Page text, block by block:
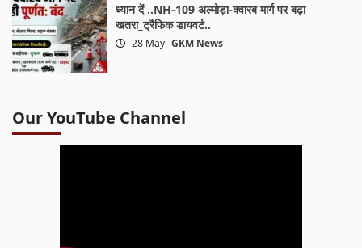
ध्यान दें ..NH-109 अल्मोड़ा-क्वारब मार्ग पर बढ़ा
खतरा_ट्रैफिक डायवर्ट..
28 May GKM News
Our YouTube Channel